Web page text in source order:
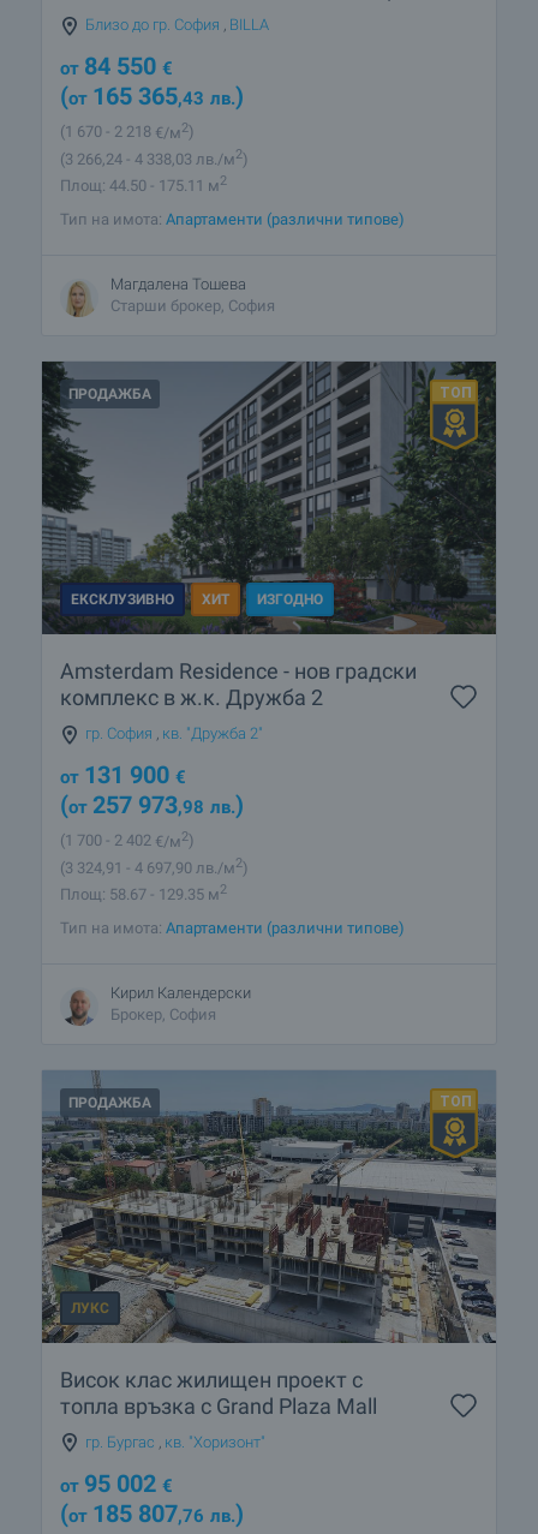
Близо до гр. София , BILLA
от 84 550 €
(от 165 365,43 лв.)
(1 670 - 2 218 €/м2)
(3 266,24 - 4 338,03 лв./м2)
Площ: 44.50 - 175.11 м2
Тип на имота: Апартаменти (различни типове)
Магдалена Тошева
Старши брокер, София
ПРОДАЖБА
ЕКСКЛУЗИВНО ХИТ ИЗГОДНО
Amsterdam Residence - нов градски
комплекс в ж.к. Дружба 2
гр. София , кв. "Дружба 2"
от 131 900 €
(от 257 973,98 лв.)
(1 700 - 2 402 €/м2)
(3 324 ,91 - 4 697 ,90 лв./м2)
Площ: 58.67 - 129.35 м2
Тип на имота: Апартаменти (различни типове)
Кирил Календерски
Брокер, София
ПРОДАЖБА
ЛУКС
Висок клас жилищен проект с
топла връзка с Grand Plaza Mall
гр. Бургас кв. "Хоризонт"
от 95 002 €
(от 185 807,76 лв.)